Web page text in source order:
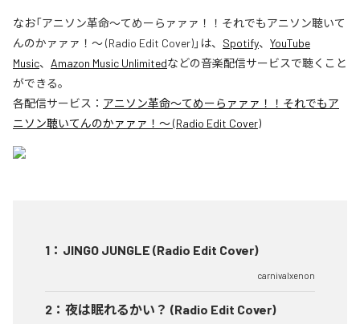
なお「アニソン革命～てめーらァァァ！！それでもアニソン聴いて
んのかァァァ！～ (Radio Edit Cover)」は、 Spotify、 YouTube
Music、 Amazon Music Unlimitedなどの音楽配信サービスで聴くこと
ができる。
各配信サービス： アニソン革命～てめーらァァァ！！それでもア
ニソン聴いてんのかァァァ！～ (Radio Edit Cover)
1 ： JINGO JUNGLE (Radio Edit Cover)
carnivalxenon
2 ： 夜は眠れるかい？ (Radio Edit Cover)